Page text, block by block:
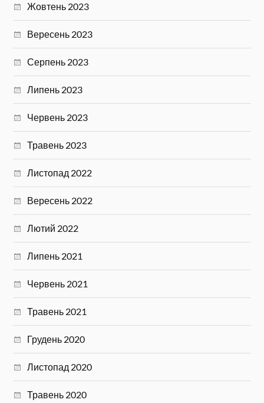
Жовтень 2023
Вересень 2023
Серпень 2023
Липень 2023
Червень 2023
Травень 2023
Листопад 2022
Вересень 2022
Лютий 2022
Липень 2021
Червень 2021
Травень 2021
Грудень 2020
Листопад 2020
Травень 2020